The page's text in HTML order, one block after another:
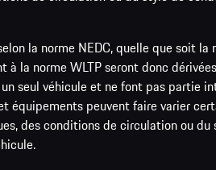
la norme NEDC, quelle que soit
la norme WLTP seront donc
seul véhicule et ne font pas partie
peuvent faire varier
des conditions de circulation ou